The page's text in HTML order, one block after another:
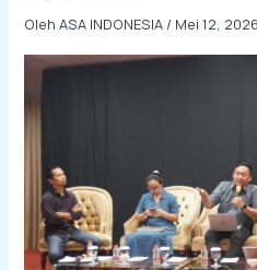
OlehASA INDONESIA / Mei 12, 2026